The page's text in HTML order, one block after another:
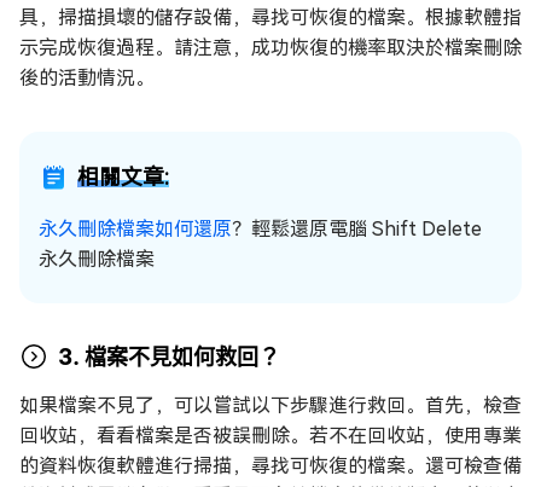
具，掃描損壞的儲存設備，尋找可恢復的檔案。根據軟體指
示完成恢復過程。請注意，成功恢復的機率取決於檔案刪除
後的活動情況。
相關文章:
永久刪除檔案如何還原？輕鬆還原電腦 Shift Delete
永久刪除檔案
3. 檔案不見如何救回？
如果檔案不見了，可以嘗試以下步驟進行救回。首先，檢查
回收站，看看檔案是否被誤刪除。若不在回收站，使用專業
的資料恢復軟體進行掃描，尋找可恢復的檔案。還可檢查備